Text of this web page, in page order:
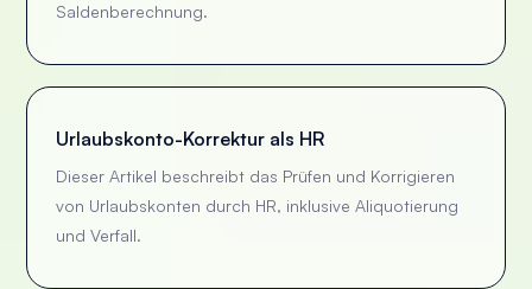
Saldenberechnung.
Urlaubskonto-Korrektur als HR
Dieser Artikel beschreibt das Prüfen und Korrigieren
von Urlaubskonten durch HR, inklusive Aliquotierung
und Verfall.